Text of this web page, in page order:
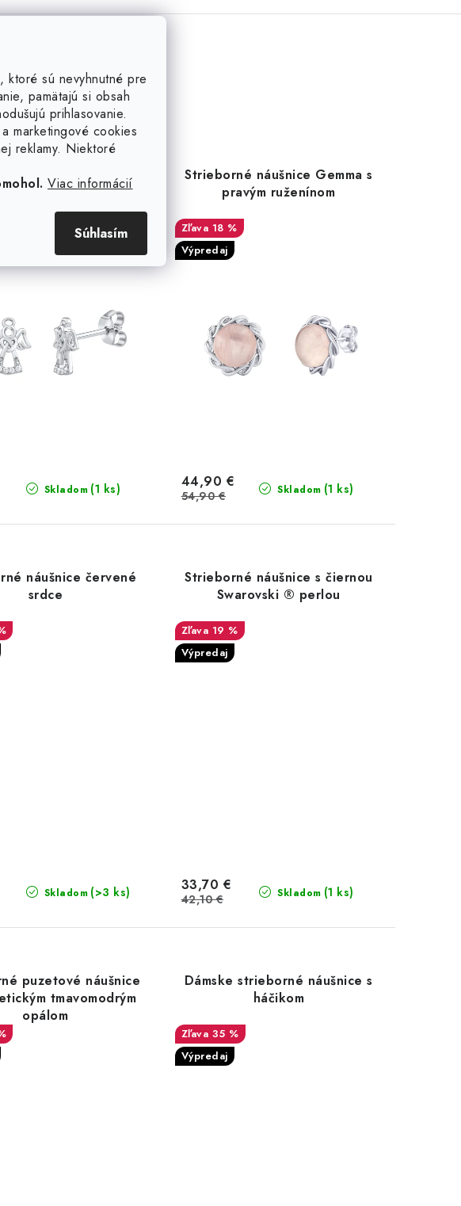
ktoré sú nevyhnutné pre
pamätajú si obsah
prihlasovanie.
marketingové cookies
reklamy. Niektoré
Viac informácií
Súhlasím
náušnice anjel s
Brilliance Zirconia
Skladom (1 ks)
Strieborné náušnice Gemma s
pravým ruženínom
18 %
Výpredaj
Skladom (1 ks)
44,90 €
54,90 €
náušnice červené
srdce
Skladom (>3 ks)
Strieborné náušnice s čiernou
Swarovski ® perlou
19 %
Výpredaj
Skladom (1 ks)
33,70 €
42,10 €
puzetové náušnice
tmavomodrým
opálom
Dámske strieborné náušnice s
háčikom
35 %
Výpredaj